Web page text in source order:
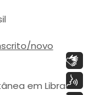
novo
em Libras.
Voz